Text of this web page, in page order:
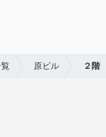
原ビル ２階